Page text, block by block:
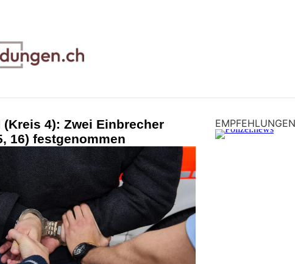
4): Zwei Einbrecher
16) festgenommen
EMPFEHLUNGEN